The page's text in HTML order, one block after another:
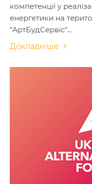
компетенції у
енергетики на
"АртБудСервіс"...
Докладніше